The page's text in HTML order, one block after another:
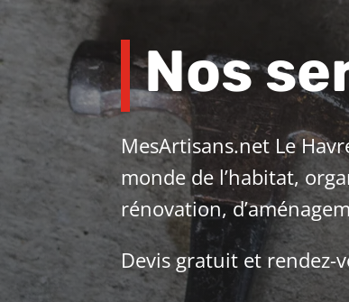
Nos
MesArtisans.net Le
monde de l’habitat,
rénovation,
Devis gratuit et rendez-